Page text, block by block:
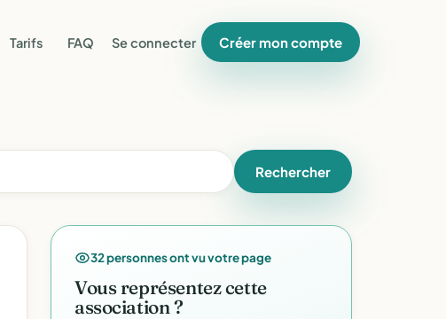
Tarifs FAQ Se connecter Créer mon compte
Rechercher
32 personnes ont vu votre page
Vous représentez cette
association ?